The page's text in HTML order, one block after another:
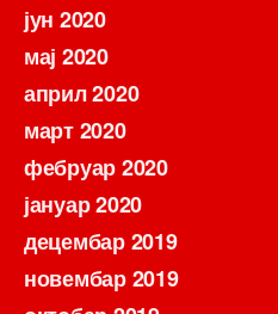
јун 2020
мај 2020
април 2020
март 2020
фебруар 2020
јануар 2020
децембар 2019
новембар 2019